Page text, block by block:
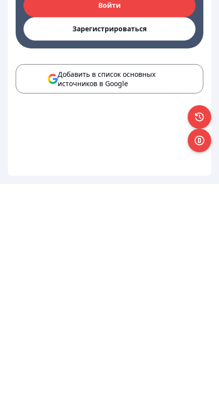
Войти
Зарегистрироваться
Добавить в список основных
источников в Google